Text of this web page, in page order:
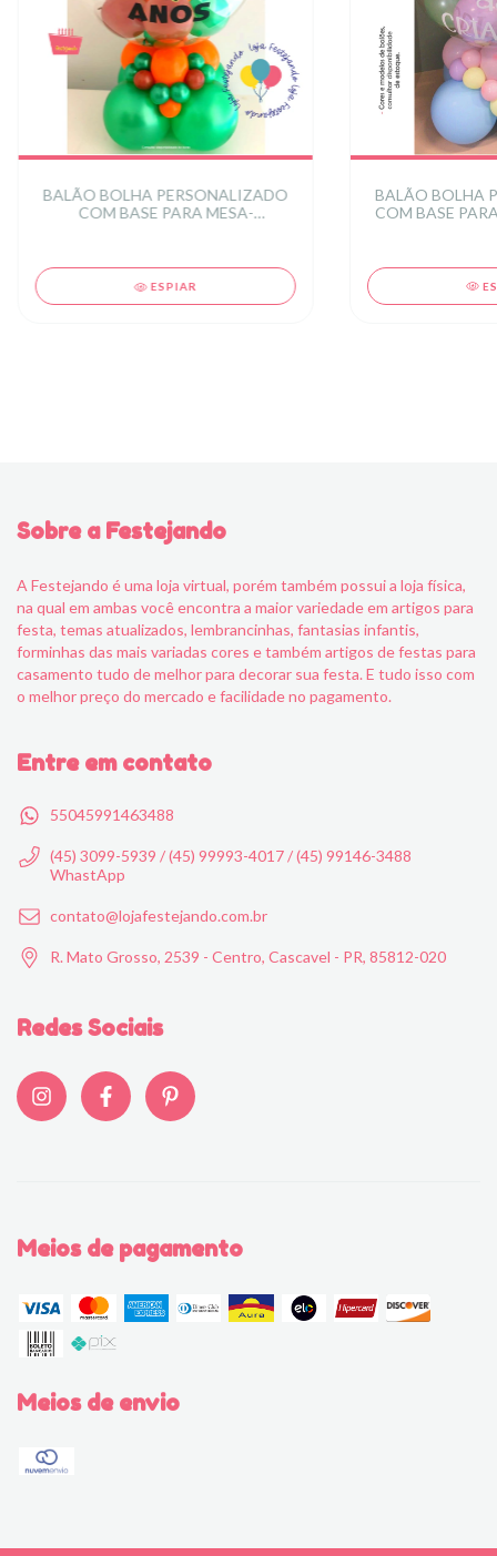
BALÃO BOLHA PERSONALIZADO
COM BASE PARA MESA-
ESPIAR
BALÃO BOLHA
COM BASE
Sobre a Festejando
A Festejando é uma loja virtual, porém também possui a loja física,
na qual em ambas você encontra a maior variedade em artigos para
festa, temas atualizados, lembrancinhas, fantasias infantis,
forminhas das mais variadas cores e também artigos de festas para
casamento tudo de melhor para decorar sua festa. E tudo isso com
o melhor preço do mercado e facilidade no pagamento.
Entre em contato
55045991463488
(45) 3099-5939 / (45) 99993-4017 / (45) 99146-3488
WhastApp
contato@lojafestejando.com.br
R. Mato Grosso, 2539 - Centro, Cascavel - PR, 85812-020
Redes Sociais
Meios de pagamento
Meios de envio